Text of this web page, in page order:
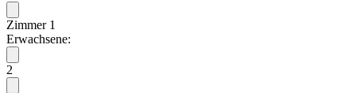
Zimmer 1
Erwachsene:
2